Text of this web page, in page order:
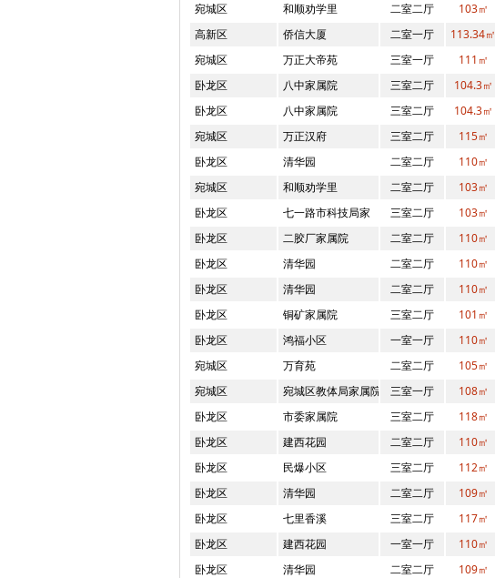
宛城区
和顺劝学里 二室二厅 103㎡
高新区
侨信大厦 二室一厅 113.34㎡
宛城区
万正大帝苑 三室一厅 111㎡
卧龙区
八中家属院 三室二厅 104.3㎡
卧龙区
八中家属院 三室二厅 104.3㎡
宛城区
万正汉府 三室二厅 115㎡
卧龙区
清华园 二室二厅 110㎡
宛城区
和顺劝学里 二室二厅 103㎡
卧龙区
七一路市科技局家 三室二厅 103㎡
卧龙区
二胶厂家属院 二室二厅 110㎡
卧龙区
清华园 二室二厅 110㎡
卧龙区
清华园 二室二厅 110㎡
卧龙区
铜矿家属院 三室二厅 101㎡
卧龙区
鸿福小区 一室一厅 110㎡
宛城区
万育苑 二室二厅 105㎡
宛城区
宛城区教体局家属院 三室一厅 108㎡
卧龙区
市委家属院 三室二厅 118㎡
卧龙区
建西花园 二室二厅 110㎡
卧龙区
民爆小区 三室二厅 112㎡
卧龙区
清华园 二室二厅 109㎡
卧龙区
七里香溪 三室二厅 117㎡
卧龙区
建西花园 一室一厅 110㎡
卧龙区
清华园 二室二厅 109㎡